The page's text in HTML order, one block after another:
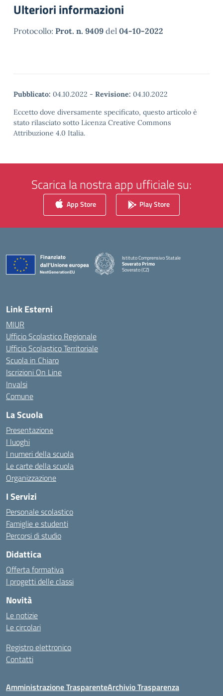
Ulteriori informazioni
Protocollo: Prot. n. 9409 del 04-10-2022
Pubblicato: 04.10.2022 - Revisione: 04.10.2022
Eccetto dove diversamente specificato, questo articolo è
stato rilasciato sotto Licenza Creative Commons
Attribuzione 4.0 Italia.
Scarica la nostra app ufficiale su:
App Store Play Store
Istituto Comprensivo Statale
Soverato Primo
Soverato (CZ)
Link Esterni
MIUR
Ufficio Scolastico Regionale
Ufficio Scolastico Territoriale
Scuola in Chiaro
Iscrizioni On Line
Invalsi
Comune
La Scuola
Presentazione
I luoghi
I numeri della scuola
Le carte della scuola
Organizzazione
I Servizi
Personale scolastico
Famiglie e studenti
Percorsi di studio
Didattica
Offerta formativa
I progetti delle classi
Novità
Le notizie
Le circolari
Registro elettronico
Contatti
Amministrazione TrasparenteArchivio Trasparenza